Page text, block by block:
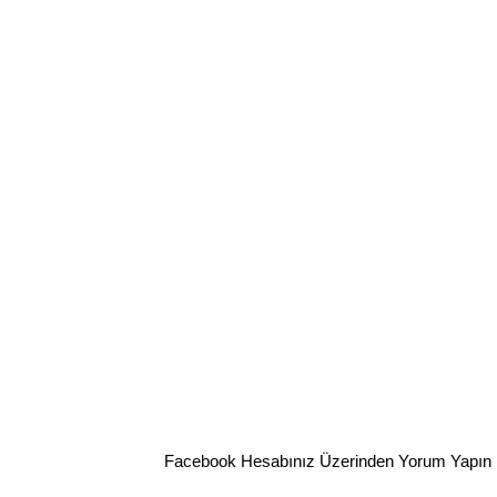
Facebook Hesabınız Üzerinden Yorum Yapın